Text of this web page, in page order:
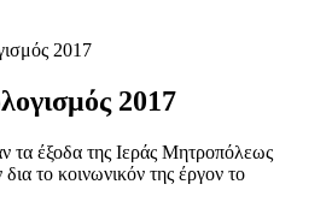
2017
2017
τα έξοδα της Ιεράς Μητροπόλεως
το κοινωνικόν της έργον το